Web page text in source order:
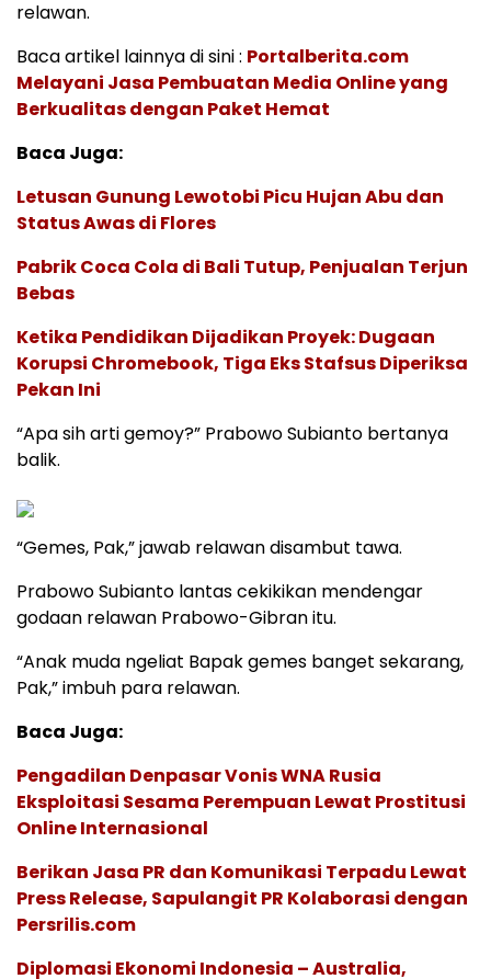
relawan.
Baca artikel lainnya di sini : Portalberita.com
Melayani Jasa Pembuatan Media Online yang
Berkualitas dengan Paket Hemat
Baca Juga:
Letusan Gunung Lewotobi Picu Hujan Abu dan
Status Awas di Flores
Pabrik Coca Cola di Bali Tutup, Penjualan Terjun
Bebas
Ketika Pendidikan Dijadikan Proyek: Dugaan
Korupsi Chromebook, Tiga Eks Stafsus Diperiksa
Pekan Ini
“Apa sih arti gemoy?” Prabowo Subianto bertanya
balik.
“Gemes, Pak,” jawab relawan disambut tawa.
Prabowo Subianto lantas cekikikan mendengar
godaan relawan Prabowo-Gibran itu.
“Anak muda ngeliat Bapak gemes banget sekarang,
Pak,” imbuh para relawan.
Baca Juga:
Pengadilan Denpasar Vonis WNA Rusia
Eksploitasi Sesama Perempuan Lewat Prostitusi
Online Internasional
Berikan Jasa PR dan Komunikasi Terpadu Lewat
Press Release, Sapulangit PR Kolaborasi dengan
Persrilis.com
Diplomasi Ekonomi Indonesia – Australia,